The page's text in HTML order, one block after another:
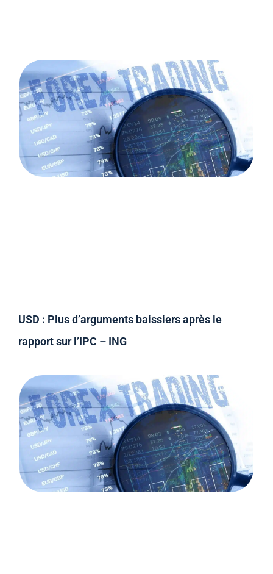
USD : Plus d’arguments baissiers après le
rapport sur l’IPC – ING